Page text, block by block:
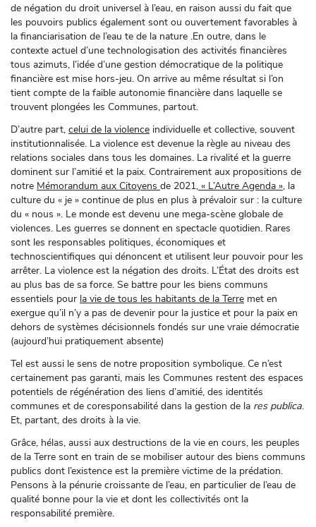
de négation du droit universel à l’eau, en raison aussi du fait que
les pouvoirs publics également sont ou ouvertement favorables à
la financiarisation de l’eau te de la nature .En outre, dans le
contexte actuel d’une technologisation des activités financières
tous azimuts, l’idée d’une gestion démocratique de la politique
financière est mise hors-jeu. On arrive au même résultat si l’on
tient compte de la faible autonomie financière dans laquelle se
trouvent plongées les Communes, partout.
D’autre part, celui de la violence individuelle et collective, souvent
institutionnalisée. La violence est devenue la règle au niveau des
relations sociales dans tous les domaines. La rivalité et la guerre
dominent sur l’amitié et la paix. Contrairement aux propositions de
notre Mémorandum aux Citoyens de 2021 , « L’Autre Agenda » , la
culture du « je » continue de plus en plus à prévaloir sur : la culture
du « nous ». Le monde est devenu une mega-scène globale de
violences. Les guerres se donnent en spectacle quotidien. Rares
sont les responsables politiques, économiques et
technoscientifiques qui dénoncent et utilisent leur pouvoir pour les
arrêter. La violence est la négation des droits. L’État des droits est
au plus bas de sa force. Se battre pour les biens communs
essentiels pour la vie de tous les habitants de la Terre met en
exergue qu’il n’y a pas de devenir pour la justice et pour la paix en
dehors de systèmes décisionnels fondés sur une vraie démocratie
(aujourd’hui pratiquement absente)
Tel est aussi le sens de notre proposition symbolique. Ce n’est
certainement pas garanti, mais les Communes restent des espaces
potentiels de régénération des liens d’amitié, des identités
communes et de coresponsabilité dans la gestion de la res publica
Et, partant, des droits à la vie.
Grâce, hélas, aussi aux destructions de la vie en cours, les peuples
de la Terre sont en train de se mobiliser autour des biens communs
publics dont l’existence est la première victime de la prédation.
Pensons à la pénurie croissante de l’eau, en particulier de l’eau de
qualité bonne pour la vie et dont les collectivités ont la
responsabilité première.